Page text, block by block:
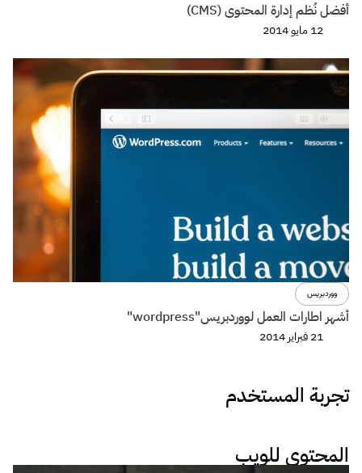
أفضل نُظم إدارة المحتوى (CMS)
12 مايو 2014
ووردبريس
أشهر اطارات العمل لووردبريس"wordpress"
21 فبراير 2014
تجربة المستخدم
المحتوى للويب